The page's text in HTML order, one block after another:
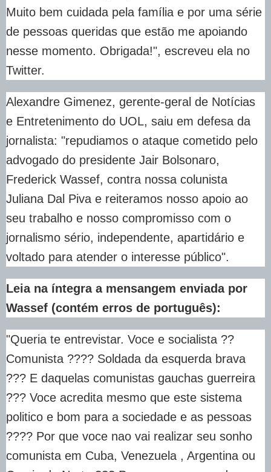
Muito bem cuidada pela família e por uma série
de pessoas queridas que estão me apoiando
nesse momento. Obrigada!", escreveu ela no
Twitter.
Alexandre Gimenez, gerente-geral de Notícias
e Entretenimento do UOL, saiu em defesa da
jornalista: "repudiamos o ataque cometido pelo
advogado do presidente Jair Bolsonaro,
Frederick Wassef, contra nossa colunista
Juliana Dal Piva e reiteramos nosso apoio ao
seu trabalho e nosso compromisso com o
jornalismo sério, independente, apartidário e
voltado para atender o interesse público".
Leia na íntegra a mensangem enviada por
Wassef (contém erros de português):
"Queria te entrevistar. Voce e socialista ??
Comunista ???? Soldada da esquerda brava
??? E daquelas comunistas gauchas guerreira
??? Voce acredita mesmo que este sistema
politico e bom para a sociedade e as pessoas
???? Por que voce nao vai realizar seu sonho
comunista em Cuba, Venezuela , Argentina ou